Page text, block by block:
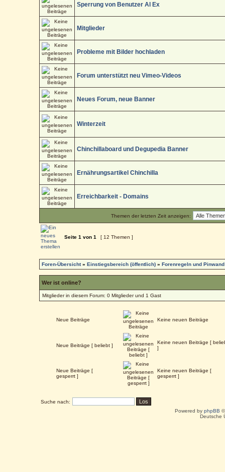
Sperrung von Benutzer Al Ex
Mitglieder
Probleme mit Bilder hochladen
Forum unterstützt neu Vimeo-Videos
Neues Forum, neue Banner
Winterzeit
Chinchillaboard und Degupedia Banner
Ernährungsartikel Chinchilla
Erreichbarkeit - Domains
Themen der letzten Zeit anzeigen:
Seite1 von1 [ 12 Themen ]
Foren-Übersicht»Einstiegsbereich (öffentlich) »Forenregeln und Pinwand
Wer ist online?
Mitglieder in diesem Forum: 0 Mitglieder und 1 Gast
Neue Beiträge Keine neuen Beiträge
Neue Beiträge [ beliebt ]
Keine neuen Beiträge [
]
Neue Beiträge [
gesperrt ]
Keine neuen Beiträge [
gesperrt ]
Suche nach:
Powered by phpBB
Deutsche